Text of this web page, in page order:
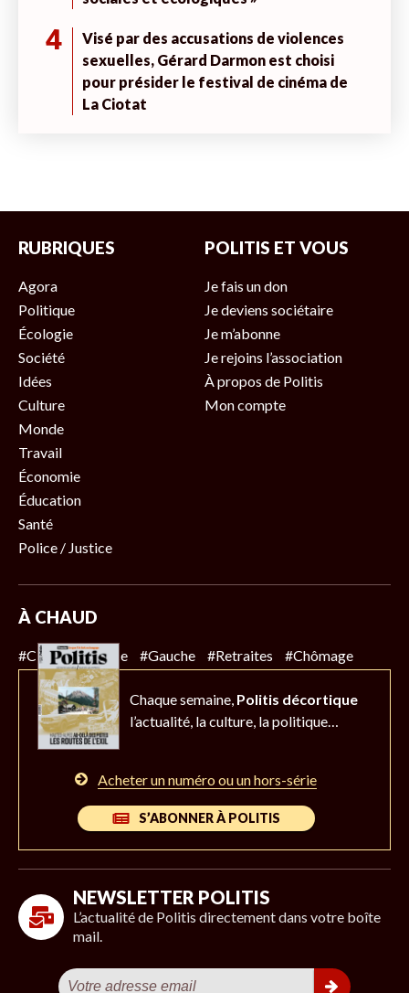
4
Visé par des accusations de violences
sexuelles, Gérard Darmon est choisi
pour présider le festival de cinéma de
La Ciotat
RUBRIQUES
Agora
Politique
Écologie
Société
Idées
Culture
Monde
Travail
Économie
Éducation
Santé
Police / Justice
POLITIS ET VOUS
Je fais un don
Je deviens sociétaire
Je m’abonne
Je rejoins l’association
À propos de Politis
Mon compte
À CHAUD
#Climat #Police #Gauche #Retraites #Chômage
Chaque semaine, Politis décortique
l’actualité, la culture, la politique…
Acheter un numéro ou un hors-série
S’ABONNER À POLITIS
NEWSLETTER POLITIS
L’actualité de Politis directement dans votre boîte
mail.